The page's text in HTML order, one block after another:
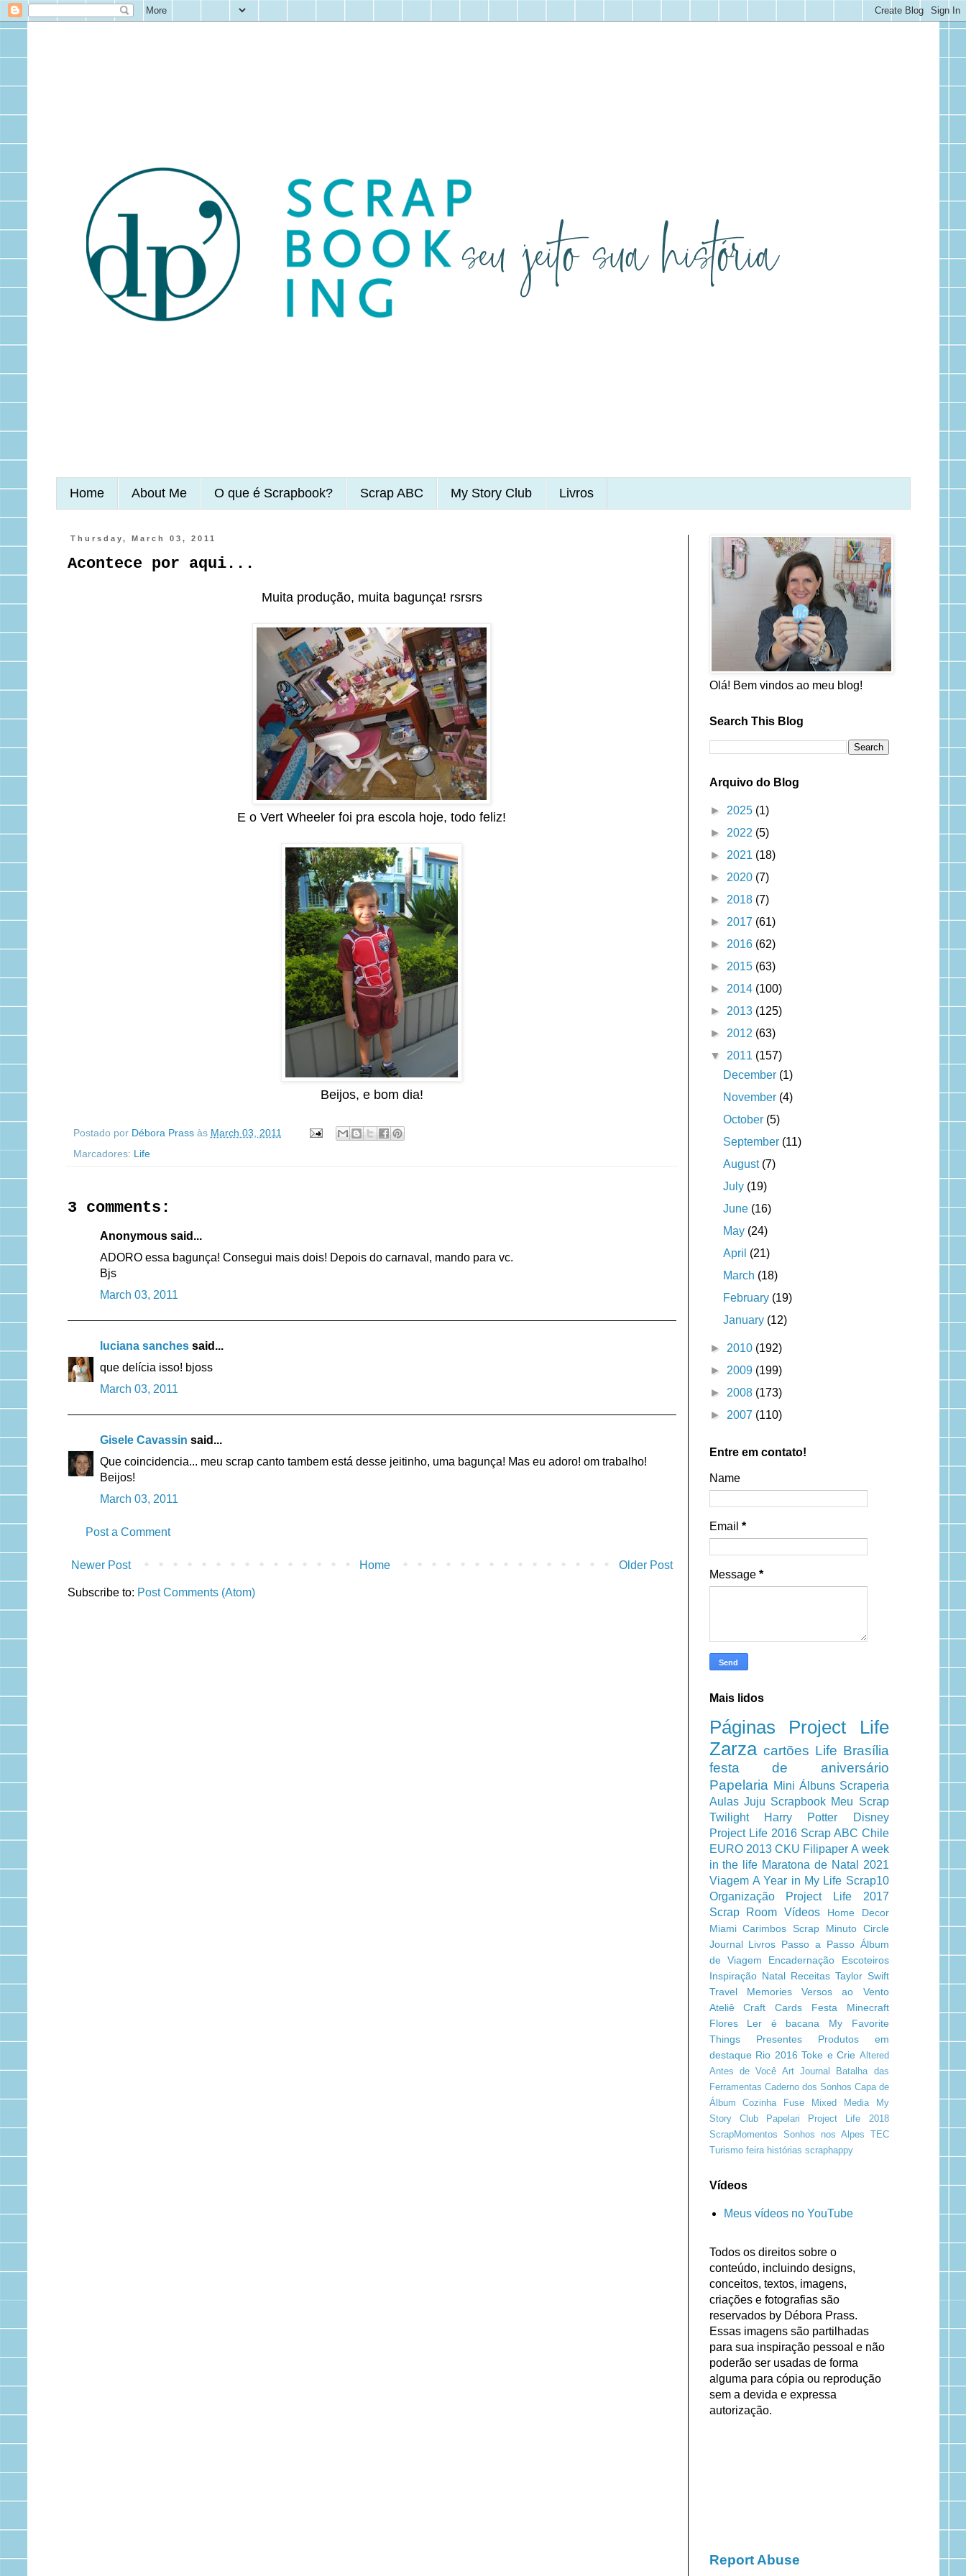
Home About Me O que é Scrapbook? Scrap ABC My Story Club Livros
Thursday, March 03, 2011
Acontece por aqui...
Muita produção, muita bagunça! rsrsrs
E o Vert Wheeler foi pra escola hoje, todo feliz!
Beijos, e bom dia!
Postado por Débora Prass às March 03, 2011
Marcadores: Life
3 comments:
Anonymous said...
ADORO essa bagunça! Consegui mais dois! Depois do carnaval, mando para vc.
Bjs
March 03, 2011
luciana sanchessaid...
que delícia isso! bjoss
March 03, 2011
Gisele Cavassin said...
Que coincidencia... meu scrap canto tambem está desse jeitinho, uma bagunça! Mas eu adoro! om trabalho!
Beijos!
March 03, 2011
Post a Comment
Newer Post Older Post
Home
Subscribe to: Post Comments (Atom)
Olá! Bem vindos ao meu blog!
Search This Blog
Arquivo do Blog
► 2025 (1)
► 2022 (5)
► 2021 (18)
► 2020 (7)
► 2018 (7)
► 2017 (61)
► 2016 (62)
► 2015 (63)
► 2014 (100)
► 2013 (125)
► 2012 (63)
▼ 2011 (157)
December (1)
November (4)
October (5)
September (11)
August (7)
July (19)
June (16)
May (24)
April (21)
March (18)
February (19)
January (12)
► 2010 (192)
► 2009 (199)
► 2008 (173)
► 2007 (110)
Entre em contato!
Name
Email *
Message *
Mais lidos
Páginas
Project Life
Zarza cartões Life Brasília
festa de aniversário
Papelaria Mini Álbuns Scraperia
Aulas Juju Scrapbook Meu Scrap
Twilight
Harry Potter
Disney
Project Life 2016 Scrap ABC Chile
EURO 2013 CKU Filipaper A week
in the life Maratona de Natal 2021
Viagem A Year in My Life Scrap10
Organização
Project Life 2017
Scrap Room Vídeos
Home Decor
Miami Carimbos Scrap Minuto Circle
Journal Livros Passo a Passo Álbum
de Viagem
Encadernação
Escoteiros
Inspiração Natal Receitas Taylor Swift
Travel Memories
Versos ao Vento
Ateliê Craft
Cards
Festa Minecraft
Flores
Ler é bacana
My Favorite
Things
Presentes
Produtos em
destaque Rio 2016 Toke e Crie Altered
Antes de Você Art Journal
Batalha das
Ferramentas Caderno dos Sonhos Capa de
Álbum
Cozinha Fuse Mixed Media
My
Story Club
Papelari
Project Life 2018
ScrapMomentos Sonhos nos Alpes TEC
Turismo feira histórias scraphappy
Vídeos
Meus vídeos no YouTube
Todos os direitos sobre o
conteúdo, incluindo designs,
conceitos, textos, imagens,
criações e fotografias são
reservados by Débora Prass.
Essas imagens são partilhadas
para sua inspiração pessoal e não
poderão ser usadas de forma
alguma para cópia ou reprodução
sem a devida e expressa
autorização.
Report Abuse